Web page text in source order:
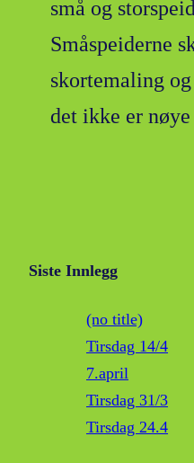
små og
Småspeiderne
skortemaling
det ikke er
Siste Innlegg
(no title)
Tirsdag 14/4
7.april
Tirsdag 31/3
Tirsdag 24.4